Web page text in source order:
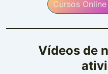
Cursos
Vídeos de